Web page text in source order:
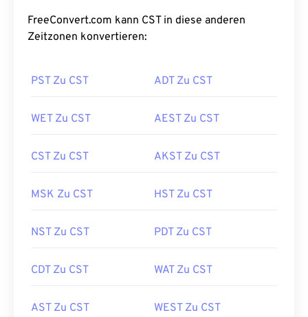
FreeConvert.com kann CST in diese anderen
Zeitzonen konvertieren:
PST Zu CST ADT Zu CST
WET Zu CST AEST Zu CST
CST Zu CST AKST Zu CST
MSK Zu CST HST Zu CST
NST Zu CST PDT Zu CST
CDT Zu CST WAT Zu CST
AST Zu CST WEST Zu CST